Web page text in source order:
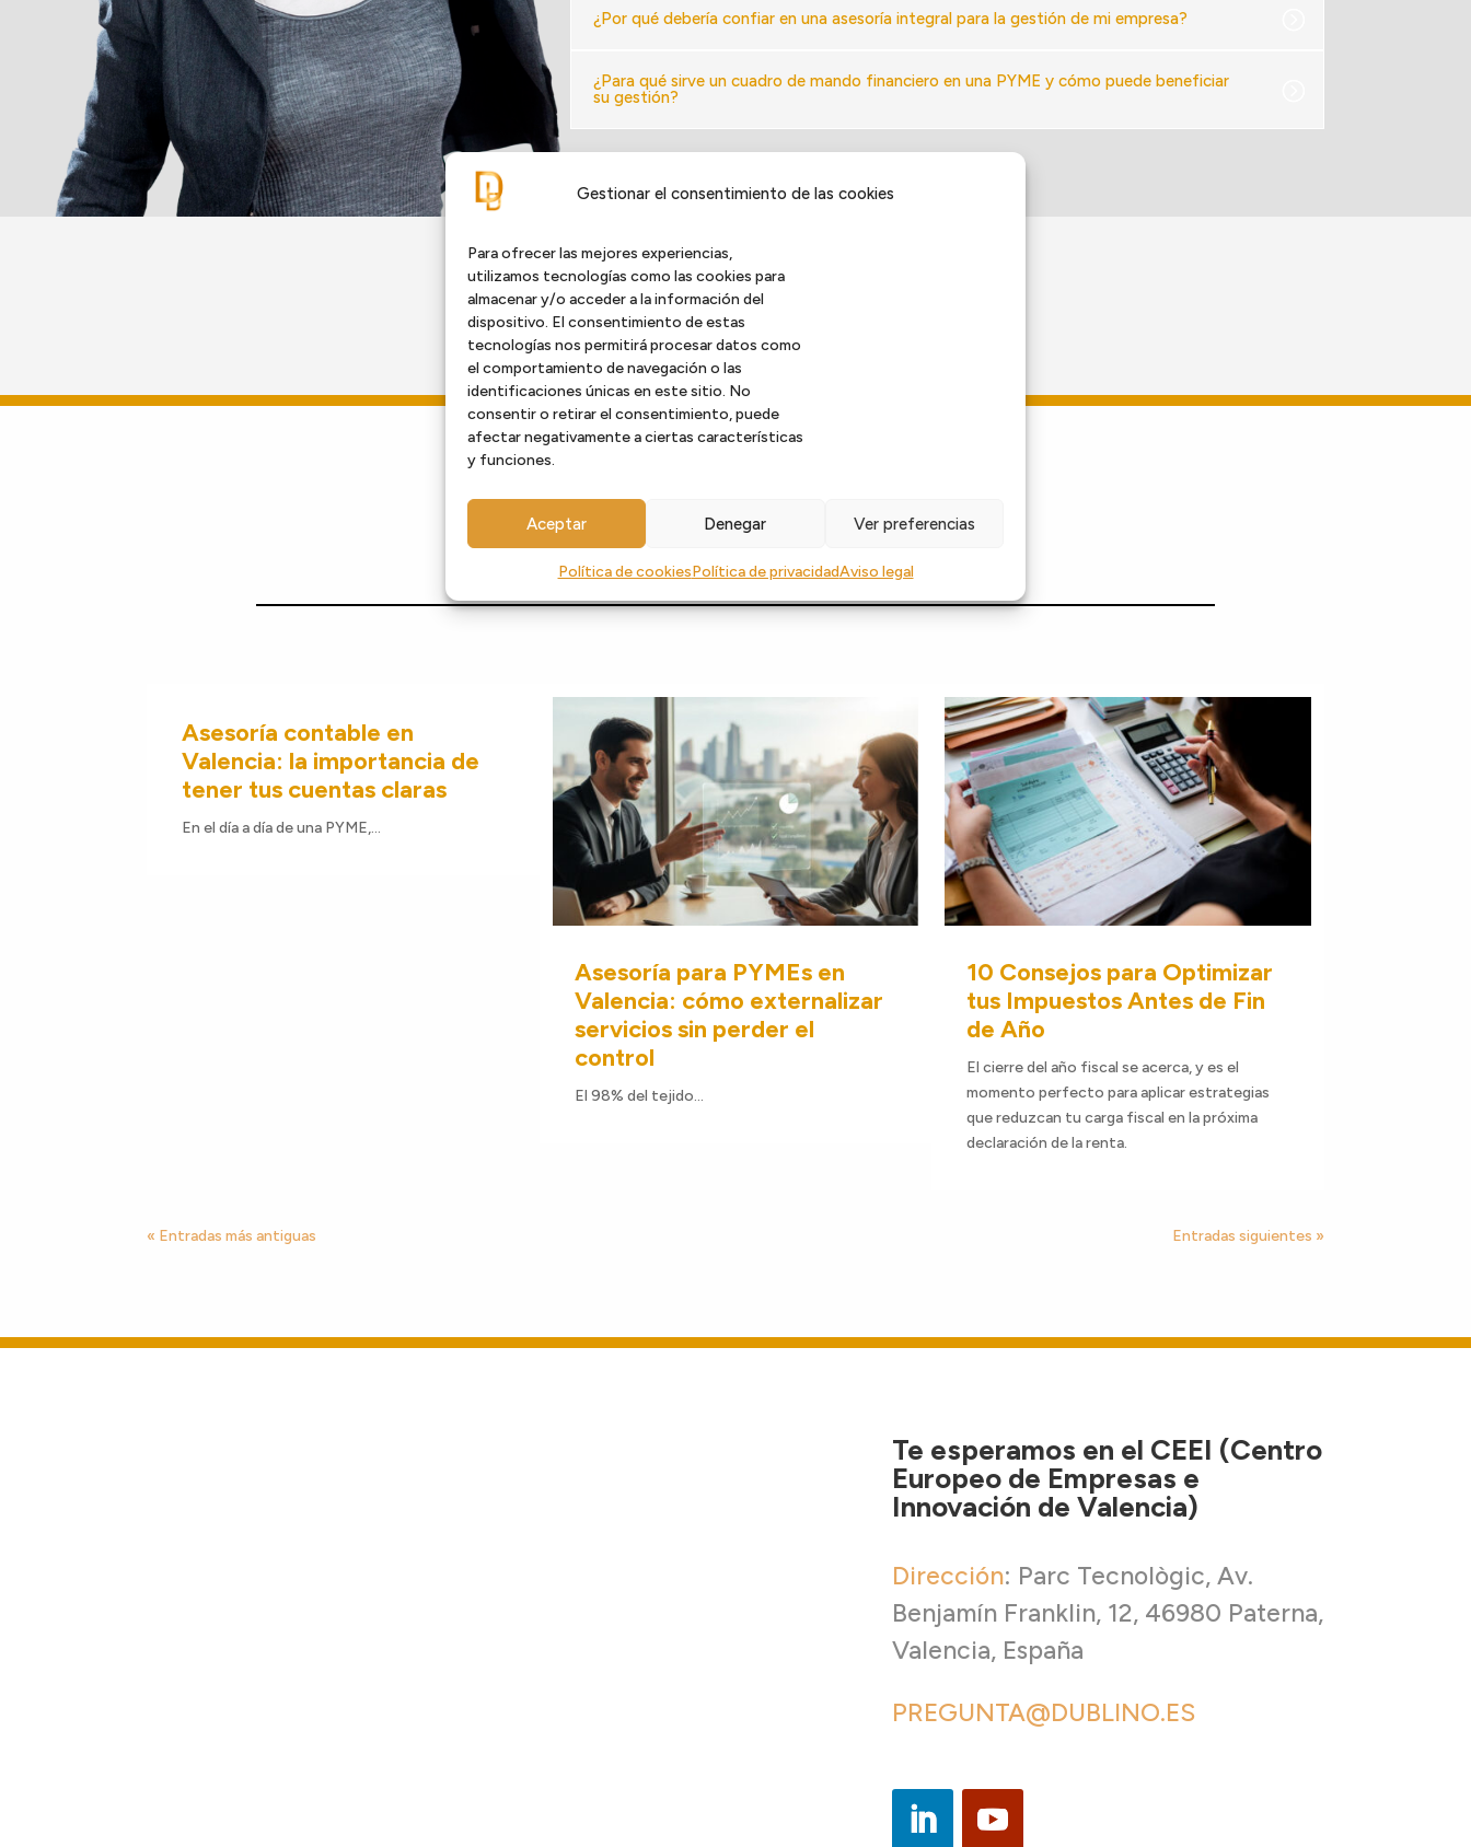
Gestionar el consentimiento de las cookies
Para ofrecer las mejores experiencias,
utilizamos tecnologías como las cookies para
almacenar y/o acceder a la información del
dispositivo. El consentimiento de estas
tecnologías nos permitirá procesar datos como
el comportamiento de navegación o las
identificaciones únicas en este sitio. No
consentir o retirar el consentimiento, puede
afectar negativamente a ciertas características
y funciones.
Aceptar Denegar Ver preferencias
Política de cookiesPolítica de privacidadAviso legal
¿Por qué debería confiar en una asesoría integral para la gestión de mi empresa?
¿Para qué sirve un cuadro de mando financiero en una PYME y cómo puede beneficiar
su gestión?
Blog
Asesoría contable en
Valencia: la importancia de
tener tus cuentas claras
En el día a día de una PYME,...
Asesoría para PYMEs en
Valencia: cómo externalizar
servicios sin perder el
control
El 98% del tejido...
10 Consejos para Optimizar
tus Impuestos Antes de Fin
de Año
El cierre del año fiscal se acerca, y es el
momento perfecto para aplicar estrategias
que reduzcan tu carga fiscal en la próxima
declaración de la renta.
« Entradas más antiguas Entradas siguientes »
Te esperamos en el CEEI (Centro
Europeo de Empresas e
Innovación de Valencia)
Dirección: Parc Tecnològic, Av.
Benjamín Franklin, 12, 46980 Paterna,
Valencia, España
PREGUNTA@DUBLINO.ES